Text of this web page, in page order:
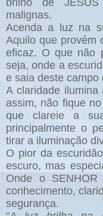
brilho de
malignas.
Acenda a luz na
Aquilo que provém
eficaz. O que não
seja, onde a
e saia deste campo
A claridade
assim, não fique
que clareie a
principalmente o
tirar a iluminação
O pior da
escuro, mas
Onde o
conhecimento,
segurança.